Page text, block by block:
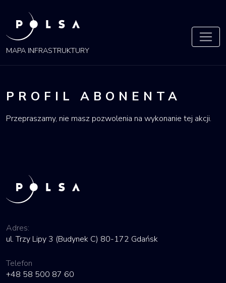
MAPA INFRASTRUKTURY
PROFIL ABONENTA
Przepraszamy, nie masz pozwolenia na wykonanie tej akcji.
Adres:
ul. Trzy Lipy 3 (Budynek C) 80-172 Gdańsk
Telefon
+48 58 500 87 60